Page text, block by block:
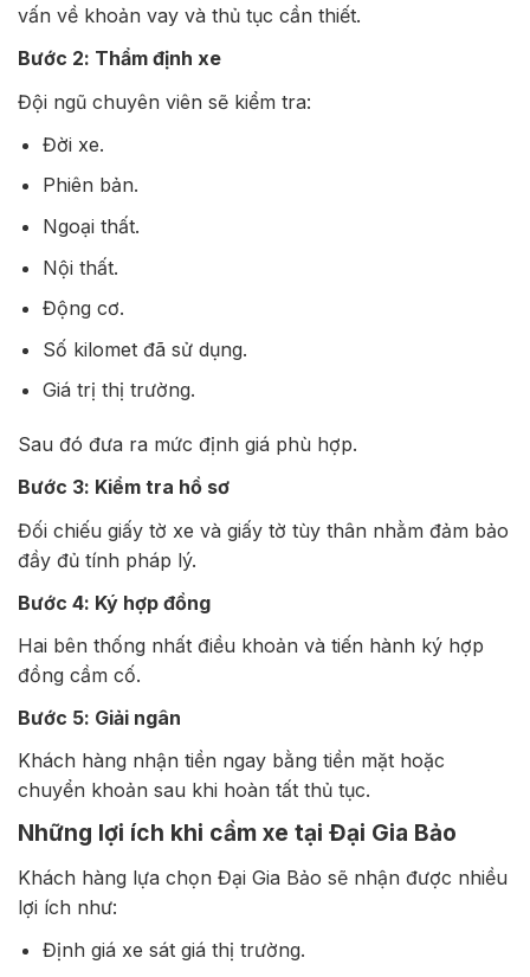
vấn về khoản vay và thủ tục cần thiết.
Bước 2: Thẩm định xe
Đội ngũ chuyên viên sẽ kiểm tra:
Đời xe.
Phiên bản.
Ngoại thất.
Nội thất.
Động cơ.
Số kilomet đã sử dụng.
Giá trị thị trường.
Sau đó đưa ra mức định giá phù hợp.
Bước 3: Kiểm tra hồ sơ
Đối chiếu giấy tờ xe và giấy tờ tùy thân nhằm đảm bảo
đầy đủ tính pháp lý.
Bước 4: Ký hợp đồng
Hai bên thống nhất điều khoản và tiến hành ký hợp
đồng cầm cố.
Bước 5: Giải ngân
Khách hàng nhận tiền ngay bằng tiền mặt hoặc
chuyển khoản sau khi hoàn tất thủ tục.
Những lợi ích khi cầm xe tại Đại Gia Bảo
Khách hàng lựa chọn Đại Gia Bảo sẽ nhận được nhiều
lợi ích như:
Định giá xe sát giá thị trường.